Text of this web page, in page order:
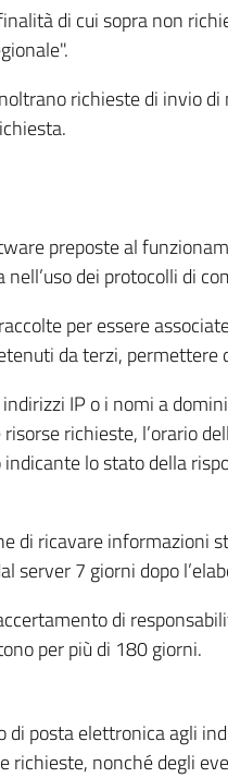
di cui sopra non
richieste di invio
preposte al
dei protocolli di
per essere
da terzi,
IP o i nomi a
richieste, l’orario
lo stato della
di ricavare informazioni
server 7 giorni dopo
di
per più di 180 giorni.
posta elettronica agli
richieste, nonché degli